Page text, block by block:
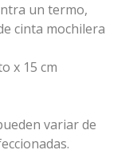
un termo,
cinta mochilera
x 15 cm
variar de